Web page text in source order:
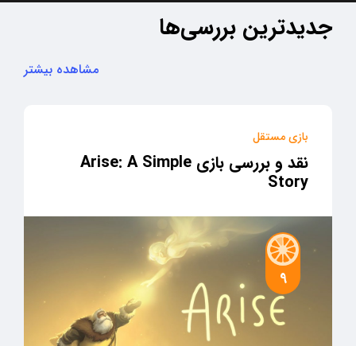
جدیدترین بررسی‌ها
مشاهده بیشتر
بازی مستقل
نقد و بررسی بازی Arise: A Simple
Story
9